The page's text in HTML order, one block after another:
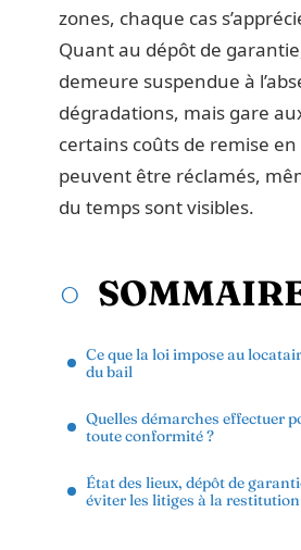
zones, chaque cas
Quant au dépôt de
demeure suspendue à
dégradations, mais gare
certains coûts de remise
peuvent être réclamés,
du temps sont visibles.
Ce que la loi impose au
du bail
Quelles démarches effectuer
toute conformité ?
État des lieux, dépôt de
éviter les litiges à la restitution